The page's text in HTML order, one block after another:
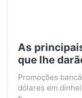
As
que lhe
Promoções
dólares em